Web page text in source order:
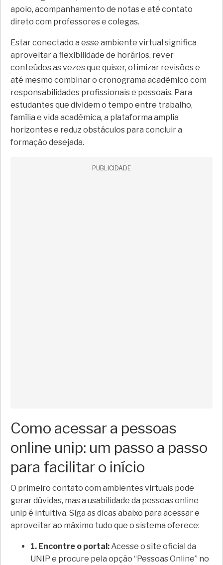
apoio, acompanhamento de notas e até contato
direto com professores e colegas.
Estar conectado a esse ambiente virtual significa
aproveitar a flexibilidade de horários, rever
conteúdos as vezes que quiser, otimizar revisões e
até mesmo combinar o cronograma acadêmico com
responsabilidades profissionais e pessoais. Para
estudantes que dividem o tempo entre trabalho,
família e vida acadêmica, a plataforma amplia
horizontes e reduz obstáculos para concluir a
formação desejada.
PUBLICIDADE
Como acessar a pessoas
online unip: um passo a passo
para facilitar o início
O primeiro contato com ambientes virtuais pode
gerar dúvidas, mas a usabilidade da pessoas online
unip é intuitiva. Siga as dicas abaixo para acessar e
aproveitar ao máximo tudo que o sistema oferece:
1. Encontre o portal:Acesse o site oficial da
UNIP e procure pela opção “Pessoas Online” no